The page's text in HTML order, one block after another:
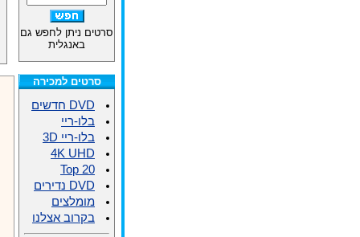
סרטים ניתן לחפש גם
באנגלית
סרטים למכירה
DVD חדשים
בלו-ריי
בלו-ריי 3D
4K UHD
Top 20
DVD נדירים
מומלצים
בקרוב אצלנו